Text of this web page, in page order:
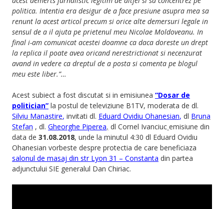
politica. Intentia era desigur de a face presiune asupra mea sa
renunt la acest articol precum si orice alte demersuri legale in
sensul de a il ajuta pe prietenul meu Nicolae Moldoveanu. In
final i-am comunicat acestei doamne ca daca doreste un drept
la replica il poate avea oricand nerestrictionat si necenzurat
avand in vedere ca dreptul de a posta si comenta pe blogul
meu este liber.”…
Acest subiect a fost discutat si in emisiunea “Dosar de
politician” la postul de televiziune B1TV, moderata de dl.
Silviu Manastire, invitati dl. Eduard Ovidiu Ohanesian, dl Bruna
Stefan , dl. Gheorghe Piperea, dl Cornel Ivanciuc emisiune din
data de 31.08.2018, unde la minutul 4:30 dl Eduard Ovidiu
Ohanesian vorbeste despre protectia de care beneficiaza
salonul de masaj din str Lyon 31 – Constanta din partea
adjunctului SIE generalul Dan Chiriac.